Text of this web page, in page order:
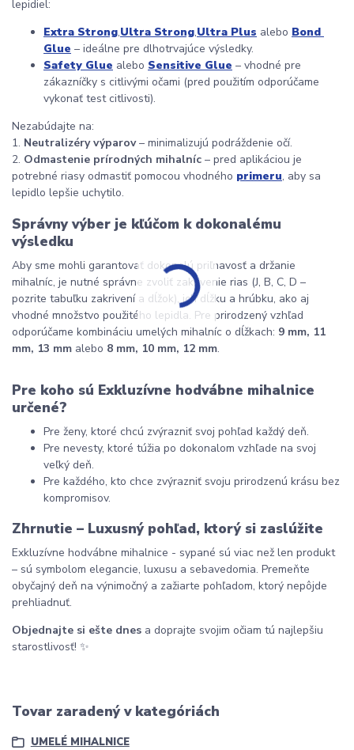
lepidiel:
Extra Strong,Ultra Strong,Ultra Plus alebo Bond
Glue – ideálne pre dlhotrvajúce výsledky.
Safety Glue alebo Sensitive Glue – vhodné pre
zákazníčky s citlivými očami (pred použitím odporúčame
vykonať test citlivosti).
Nezabúdajte na:
1. Neutralizéry výparov – minimalizujú podráždenie očí.
2. Odmastenie prírodných mihalníc – pred aplikáciou je
potrebné riasy odmastiť pomocou vhodného primeru, aby sa
lepidlo lepšie uchytilo.
Správny výber je kľúčom k dokonalému
výsledku
Aby sme mohli garantovať dokonalú priľnavosť a držanie
mihalníc, je nutné správne zvoliť zakrivenie rias (J, B, C, D –
pozrite tabuľku zakrivení a dĺžok), ich dĺžku a hrúbku, ako aj
vhodné množstvo použitého lepidla. Pre prirodzený vzhľad
odporúčame kombináciu umelých mihalníc o dĺžkach: 9 mm, 11
mm, 13 mm alebo 8 mm, 10 mm, 12 mm.
Pre koho sú Exkluzívne hodvábne mihalnice
určené?
Pre ženy, ktoré chcú zvýrazniť svoj pohľad každý deň.
Pre nevesty, ktoré túžia po dokonalom vzhľade na svoj
veľký deň.
Pre každého, kto chce zvýrazniť svoju prirodzenú krásu bez
kompromisov.
Zhrnutie – Luxusný pohľad, ktorý si zaslúžite
Exkluzívne hodvábne mihalnice - sypané sú viac než len produkt
– sú symbolom elegancie, luxusu a sebavedomia. Premeňte
obyčajný deň na výnimočný a zažiarte pohľadom, ktorý nepôjde
prehliadnuť.
Objednajte si ešte dnes a doprajte svojim očiam tú najlepšiu
starostlivosť! ✨
Tovar zaradený v kategóriách
UMELÉ MIHALNICE